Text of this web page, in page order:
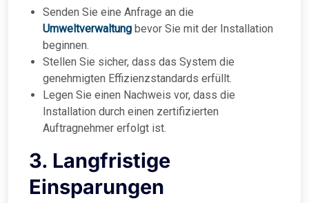
Senden Sie eine Anfrage an die
Umweltverwaltung bevor Sie mit der Installation
beginnen.
Stellen Sie sicher, dass das System die
genehmigten Effizienzstandards erfüllt.
Legen Sie einen Nachweis vor, dass die
Installation durch einen zertifizierten
Auftragnehmer erfolgt ist.
3. Langfristige
Einsparungen